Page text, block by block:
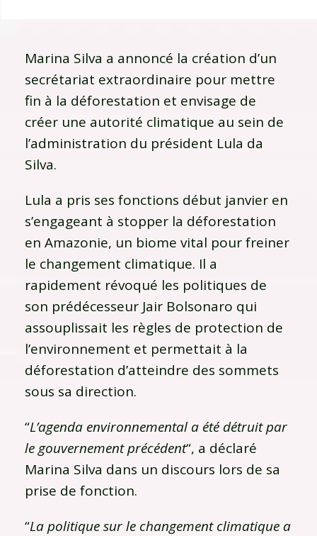
Marina Silva a annoncé la création d’un
secrétariat extraordinaire pour mettre
fin à la déforestation et envisage de
créer une autorité climatique au sein de
l’administration du président Lula da
Silva.
Lula a pris ses fonctions début janvier en
s’engageant à stopper la déforestation
en Amazonie, un biome vital pour freiner
le changement climatique. Il a
rapidement révoqué les politiques de
son prédécesseur Jair Bolsonaro qui
assouplissait les règles de protection de
l’environnement et permettait à la
déforestation d’atteindre des sommets
sous sa direction.
“L’agenda environnemental a été détruit par
le gouvernement précédent“, a déclaré
Marina Silva dans un discours lors de sa
prise de fonction.
“La politique sur le changement climatique a